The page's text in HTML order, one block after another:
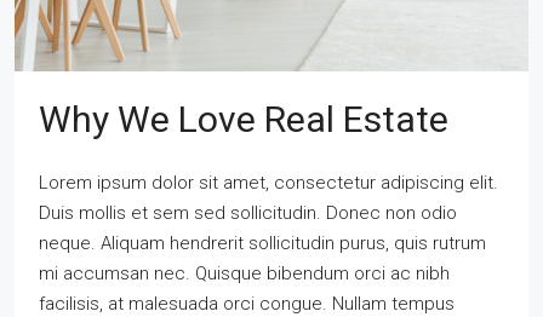
Why We Love Real Estate
Lorem ipsum dolor sit amet, consectetur adipiscing elit.
Duis mollis et sem sed sollicitudin. Donec non odio
neque. Aliquam hendrerit sollicitudin purus, quis rutrum
mi accumsan nec. Quisque bibendum orci ac nibh
facilisis, at malesuada orci congue. Nullam tempus